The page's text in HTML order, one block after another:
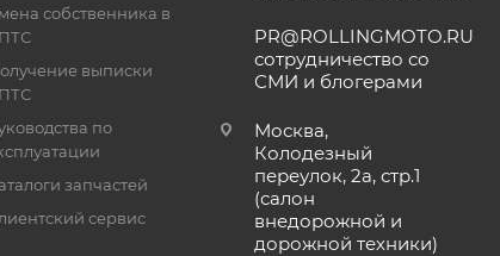
собственника в
выписки
по
запчастей
сервис
PR@ROLLINGMOTO.RU
сотрудничество со
СМИ и блогерами
Москва,
Колодезный
переулок, 2а, стр.1
(салон
внедорожной и
дорожной техники)